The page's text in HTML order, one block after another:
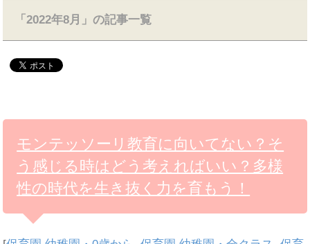
「2022年8月」の記事一覧
モンテッソーリ教育に向いてない？そ
う感じる時はどう考えればいい？多様
性の時代を生き抜く力を育もう！